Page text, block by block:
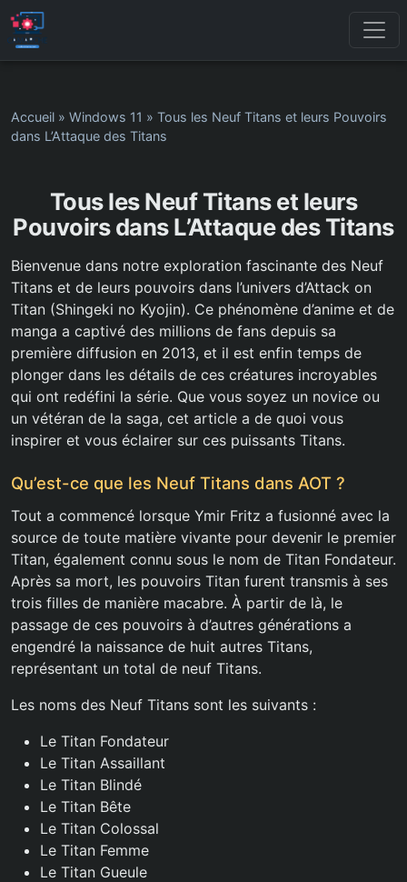
Accueil » Windows 11 » Tous les Neuf Titans et leurs Pouvoirs
dans L’Attaque des Titans
Tous les Neuf Titans et leurs
Pouvoirs dans L’Attaque des Titans
Bienvenue dans notre exploration fascinante des Neuf
Titans et de leurs pouvoirs dans l’univers d’Attack on
Titan (Shingeki no Kyojin). Ce phénomène d’anime et de
manga a captivé des millions de fans depuis sa
première diffusion en 2013, et il est enfin temps de
plonger dans les détails de ces créatures incroyables
qui ont redéfini la série. Que vous soyez un novice ou
un vétéran de la saga, cet article a de quoi vous
inspirer et vous éclairer sur ces puissants Titans.
Qu’est-ce que les Neuf Titans dans AOT ?
Tout a commencé lorsque Ymir Fritz a fusionné avec la
source de toute matière vivante pour devenir le premier
Titan, également connu sous le nom de Titan Fondateur.
Après sa mort, les pouvoirs Titan furent transmis à ses
trois filles de manière macabre. À partir de là, le
passage de ces pouvoirs à d’autres générations a
engendré la naissance de huit autres Titans,
représentant un total de neuf Titans.
Les noms des Neuf Titans sont les suivants :
Le Titan Fondateur
Le Titan Assaillant
Le Titan Blindé
Le Titan Bête
Le Titan Colossal
Le Titan Femme
Le Titan Gueule